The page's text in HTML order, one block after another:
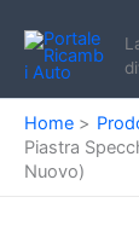
contenuto
Home
Piastra
Nuovo)